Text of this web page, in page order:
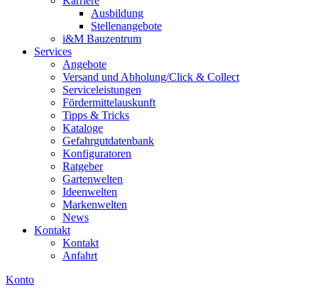
Ausbildung
Stellenangebote
i&M Bauzentrum
Services
Angebote
Versand und Abholung/Click & Collect
Serviceleistungen
Fördermittelauskunft
Tipps & Tricks
Kataloge
Gefahrgutdatenbank
Konfiguratoren
Ratgeber
Gartenwelten
Ideenwelten
Markenwelten
News
Kontakt
Kontakt
Anfahrt
Konto